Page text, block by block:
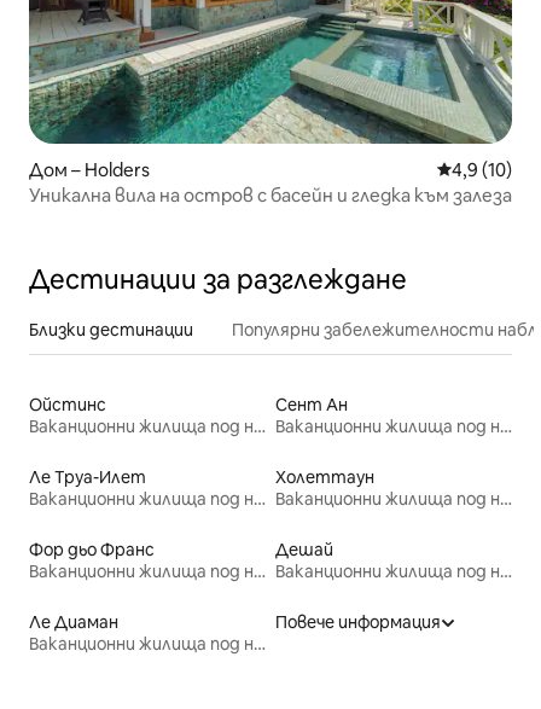
Дом – Holders Средна
4,9 (10)
Уникална вила на остров с басейн и гледка към залеза
Дестинации за разглеждане
Близки дестинации Популярни забележителности
Ойстинс
Ваканционни жилища под наем
Сент Ан
Ваканционни жилища под наем
Ле Труа-Илет
Ваканционни жилища под наем
Холеттаун
Ваканционни жилища под наем
Фор дьо Франс
Ваканционни жилища под наем
Дешай
Ваканционни жилища под наем
Ле Диаман
Ваканционни жилища под наем
Повече информация